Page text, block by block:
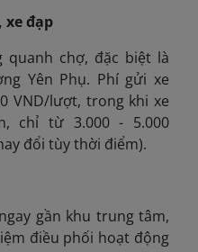
xe đạp
quanh chợ, đặc biệt là
Yên Phụ. Phí gửi xe
VND/lượt, trong khi xe
chỉ từ 3.000 - 5.000
đổi tùy thời điểm).
gần khu trung tâm,
điều phối hoạt động